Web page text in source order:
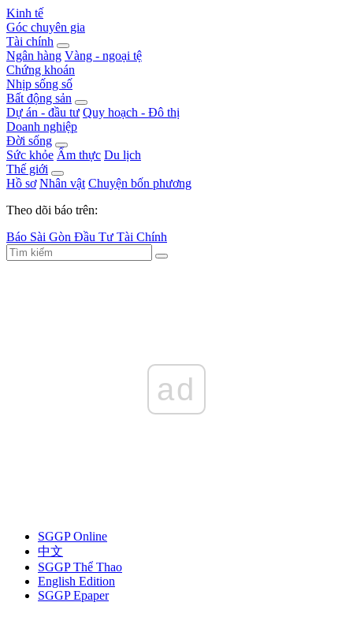
Kinh tế
Góc chuyên gia
Tài chính
Ngân hàng Vàng - ngoại tệ
Chứng khoán
Nhịp sống số
Bất động sản
Dự án - đầu tư Quy hoạch - Đô thị
Doanh nghiệp
Đời sống
Sức khỏe Ẩm thực Du lịch
Thế giới
Hồ sơ Nhân vật Chuyện bốn phương
Theo dõi báo trên:
Báo Sài Gòn Đầu Tư Tài Chính
ad
SGGP Online
中文
SGGP Thể Thao
English Edition
SGGP Epaper